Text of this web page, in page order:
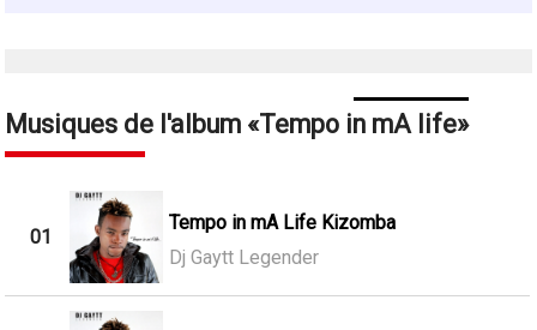
Musiques de l'album Tempo in mA life
01
Tempo in mA Life Kizomba
Dj Gaytt Legender